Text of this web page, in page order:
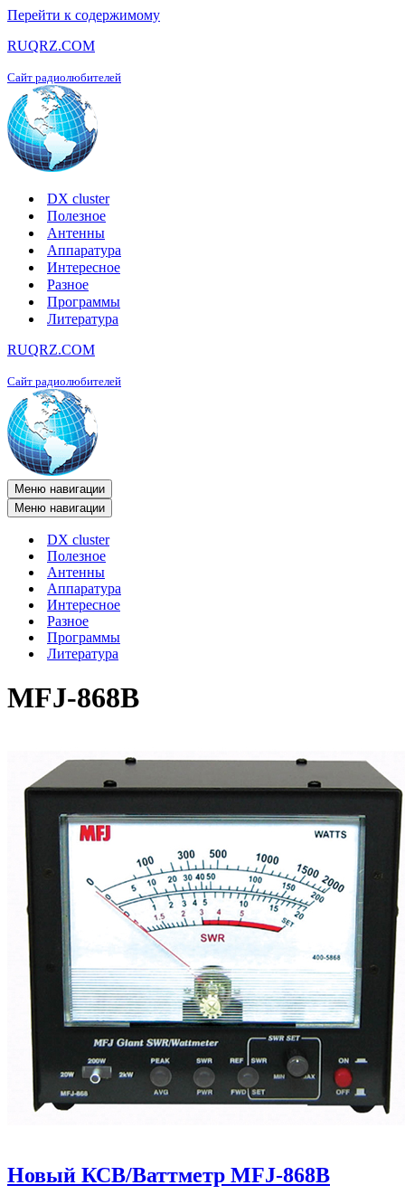
Перейти к содержимому
RUQRZ.COM
Сайт радиолюбителей
DX cluster
Полезное
Антенны
Аппаратура
Интересное
Разное
Программы
Литература
RUQRZ.COM
Сайт радиолюбителей
Меню навигации
Меню навигации
DX cluster
Полезное
Антенны
Аппаратура
Интересное
Разное
Программы
Литература
MFJ-868B
Новый КСВ/Ваттметр MFJ-868B